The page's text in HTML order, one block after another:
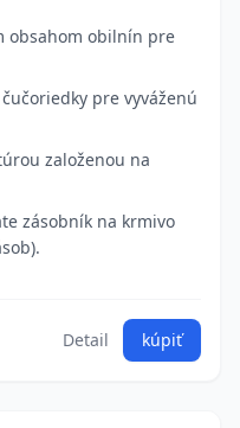
obsahom obilnín pre
pre vyváženú
založenou na
zásobník na krmivo
Detail kúpiť